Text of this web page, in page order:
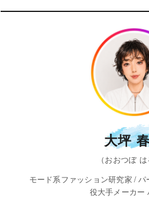
大坪
（おおつぼ は
モード系ファッション研究家 /
役大手メーカー